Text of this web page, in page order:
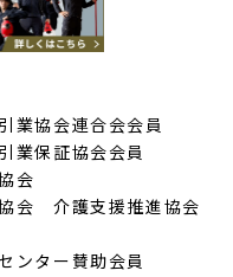
業協会連合会会員
業保証協会会員
会
協会 介護支援推進協会
ンター賛助会員